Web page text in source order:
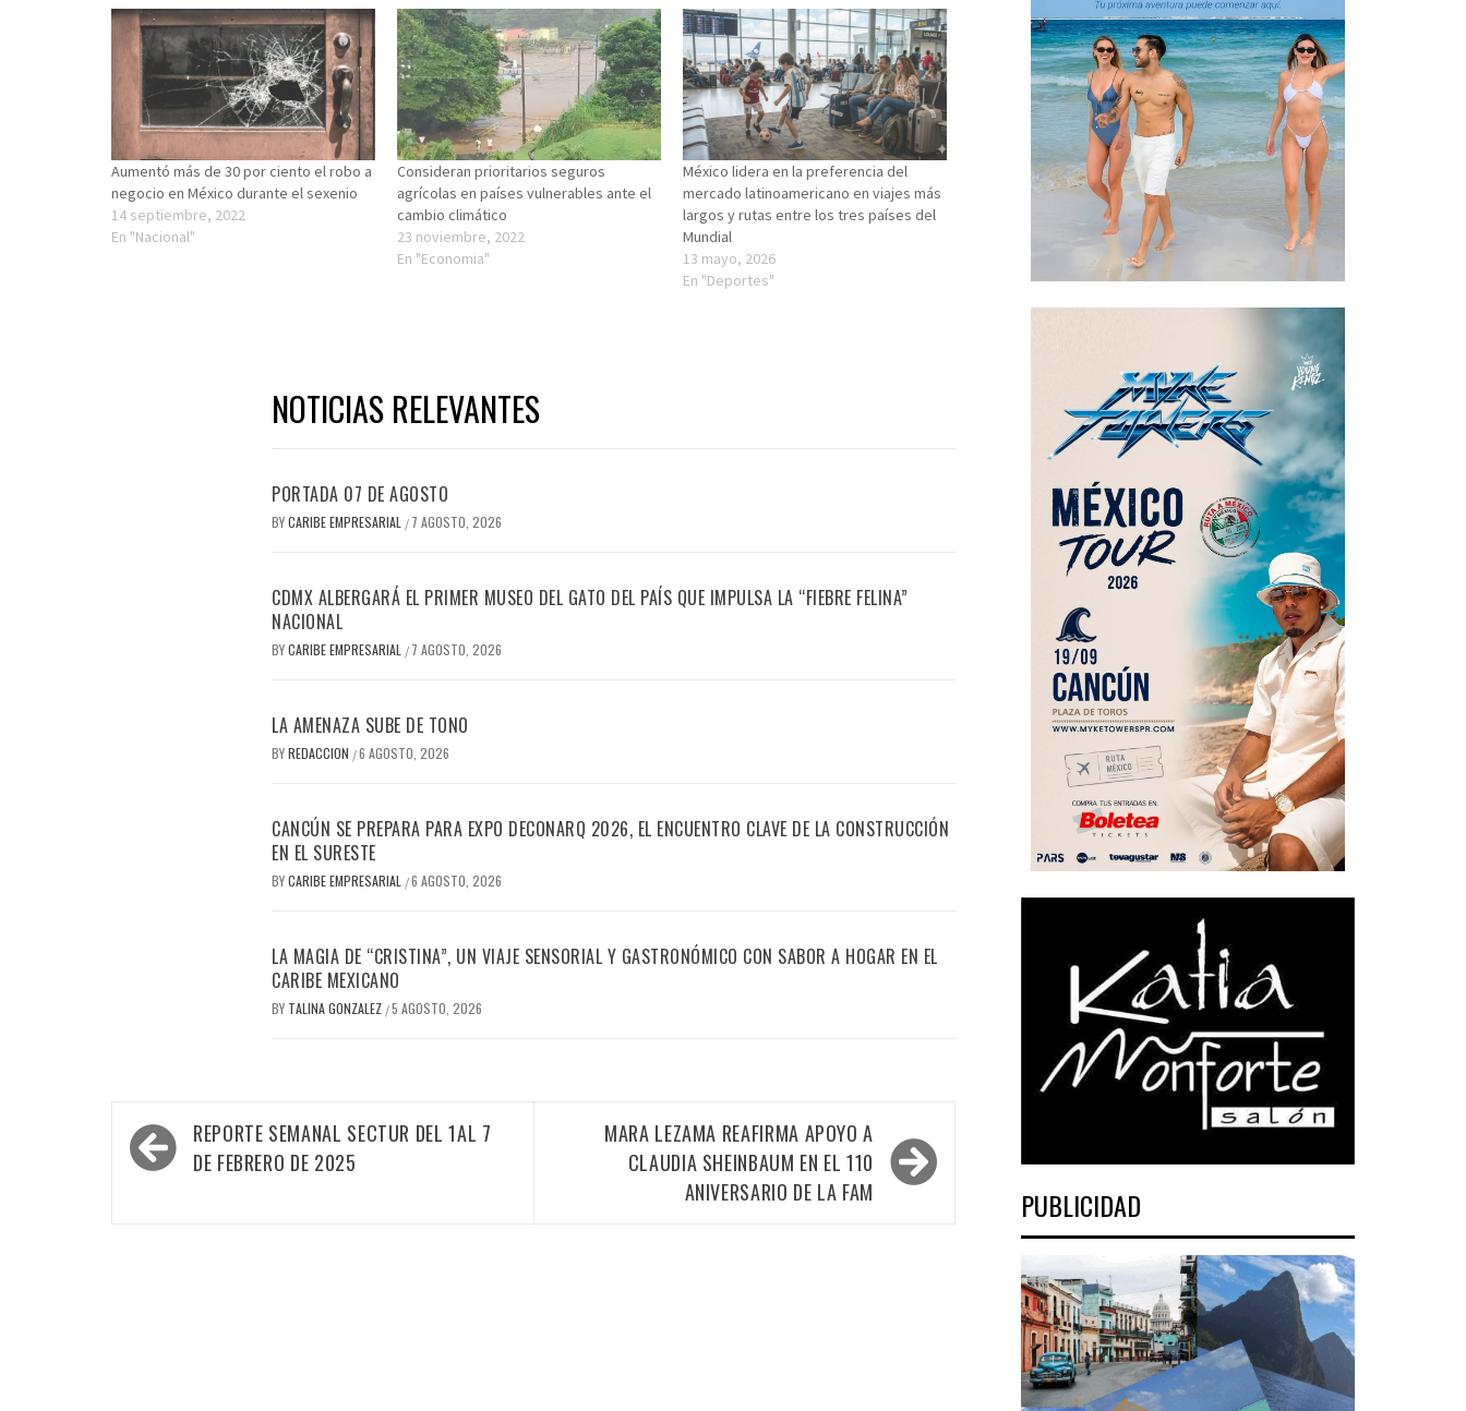
Aumentó más de 30 por ciento el robo a
negocio en México durante el sexenio
14 septiembre, 2022
En "Nacional"
Consideran prioritarios seguros
agrícolas en países vulnerables ante el
cambio climático
23 noviembre, 2022
En "Economia"
México lidera en la preferencia del
mercado latinoamericano en viajes más
largos y rutas entre los tres países del
Mundial
13 mayo, 2026
En "Deportes"
NOTICIAS RELEVANTES
PORTADA 07 DE AGOSTO
BYCARIBE EMPRESARIAL / 7 AGOSTO, 2026
CDMX ALBERGARÁ EL PRIMER MUSEO DEL GATO DEL PAÍS QUE IMPULSA LA “FIEBRE FELINA”
NACIONAL
BYCARIBE EMPRESARIAL / 7 AGOSTO, 2026
LA AMENAZA SUBE DE TONO
BYREDACCION /6 AGOSTO, 2026
CANCÚN SE PREPARA PARA EXPO DECONARQ 2026, EL ENCUENTRO CLAVE DE LA CONSTRUCCIÓN
EN EL SURESTE
BYCARIBE EMPRESARIAL /6 AGOSTO, 2026
LA MAGIA DE “CRISTINA”, UN VIAJE SENSORIAL Y GASTRONÓMICO CON SABOR A HOGAR EN EL
CARIBE MEXICANO
BY TALINA GONZALEZ /5 AGOSTO, 2026
Navegación
de
REPORTE SEMANAL SECTUR DEL 1AL 7
DE FEBRERO DE 2025
MARA LEZAMA REAFIRMA APOYO A
CLAUDIA SHEINBAUM EN EL 110
ANIVERSARIO DE LA FAM
PUBLICIDAD